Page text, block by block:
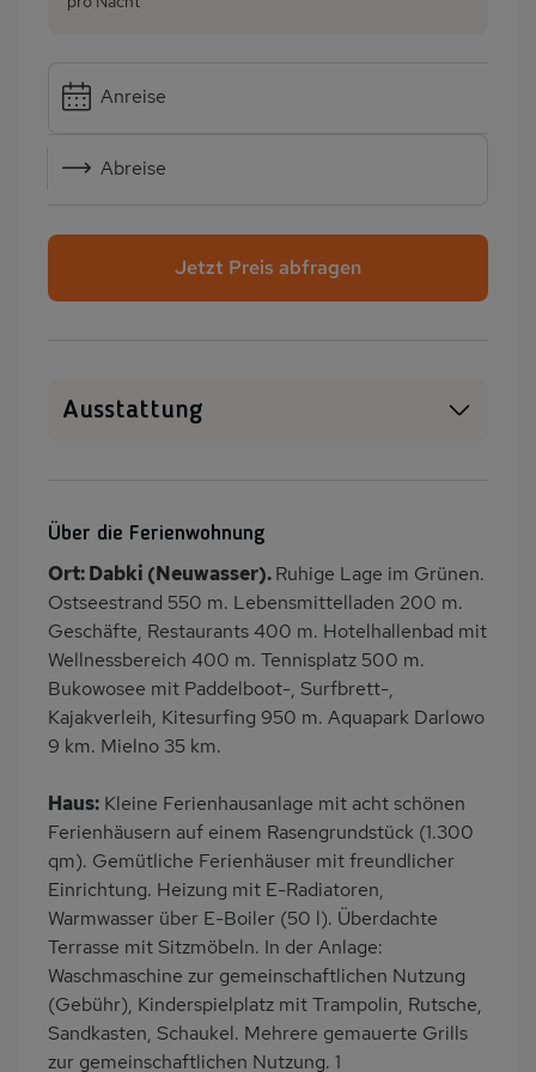
Anreise
Abreise
Jetzt Preis abfragen
Ausstattung
Terrasse
Kinderspielplatz
PKW-Parkplatz
Eingezäuntes
Grundstück
Dusche
Küche
Herd (2 Platten)
Kühlschrank
Gefrierschrank
Kinderhochstuhl
Nichtraucher
Haustiere/Hund
verboten
Freisitz im Garten
Wb/WC
freistehend
Internet
Terrassenmöbel
Feuerstelle im Freien
Kaffeemaschine
Erdgeschoss
am Waldrand
Bettwäsche inklusive
Kabel-TV
Über die Ferienwohnung
Ort: Dabki (Neuwasser).Ruhige Lage im Grünen.
Ostseestrand 550 m. Lebensmittelladen 200 m.
Geschäfte, Restaurants 400 m. Hotelhallenbad mit
Wellnessbereich 400 m. Tennisplatz 500 m.
Bukowosee mit Paddelboot-, Surfbrett-,
Kajakverleih, Kitesurfing 950 m. Aquapark Darlowo
9 km. Mielno 35 km.
Haus: Kleine Ferienhausanlage mit acht schönen
Ferienhäusern auf einem Rasengrundstück (1.300
qm). Gemütliche Ferienhäuser mit freundlicher
Einrichtung. Heizung mit E-Radiatoren,
Warmwasser über E-Boiler (50 l). Überdachte
Terrasse mit Sitzmöbeln. In der Anlage:
Waschmaschine zur gemeinschaftlichen Nutzung
(Gebühr), Kinderspielplatz mit Trampolin, Rutsche,
Sandkasten, Schaukel. Mehrere gemauerte Grills
zur gemeinschaftlichen Nutzung. 1